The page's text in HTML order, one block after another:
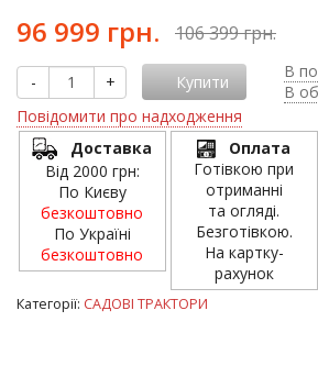
96 999 грн. 106 399 грн.
- +
Купити
Повідомити про надходження
В
В
Доставка
Від 2000 грн:
По Києву
безкоштовно
По Україні
безкоштовно
Оплата
Готівкою при
отриманні
та огляді.
Безготівкою.
На картку-
рахунок
Категорії: САДОВІ ТРАКТОРИ